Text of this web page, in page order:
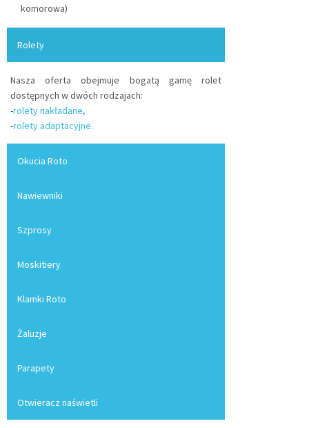
komorowa)
Rolety
Nasza oferta obejmuje bogatą gamę rolet
dostępnych w dwóch rodzajach:
-rolety nakładane,
-rolety adaptacyjne.
Okucia Roto
Nawiewniki
Szprosy
Moskitiery
Klamki Roto
Żaluzje
Parapety
Otwieracz naświetli